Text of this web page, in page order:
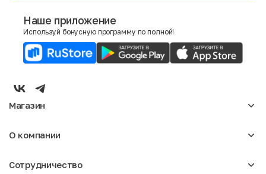
E-mail
Мужской
Наше приложение
Используй бонусную программу по полной!
Магазин
Мужское
О компании
Отзывы
Сотрудничество